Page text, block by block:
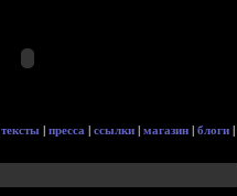
тексты | пресса | ссылки | магазин | блоги |